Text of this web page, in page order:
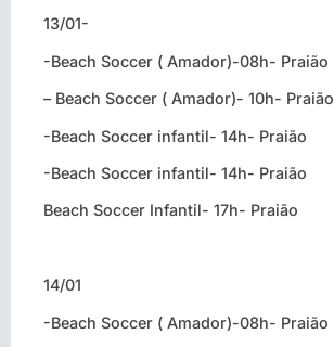
13/01-
-Beach Soccer ( Amador)-08h- Praião
– Beach Soccer ( Amador)- 10h- Praião
-Beach Soccer infantil- 14h- Praião
-Beach Soccer infantil- 14h- Praião
Beach Soccer Infantil- 17h- Praião
14/01
-Beach Soccer ( Amador)-08h- Praião